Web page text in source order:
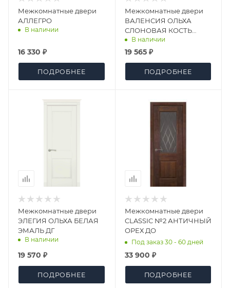
Межкомнатные двери
АЛЛЕГРО
В наличии
16 330 ₽
ПОДРОБНЕЕ
Межкомнатные двери
ВАЛЕНСИЯ ОЛЬХА
СЛОНОВАЯ КОСТЬ
ЭМАЛЬ ДГ
В наличии
19 565 ₽
ПОДРОБНЕЕ
Межкомнатные двери
ЭЛЕГИЯ ОЛЬХА БЕЛАЯ
ЭМАЛЬ ДГ
В наличии
19 570 ₽
ПОДРОБНЕЕ
Межкомнатные двери
CLASSIC №2 АНТИЧНЫЙ
ОРЕХ ДО
Под заказ 30 - 60 дней
33 900 ₽
ПОДРОБНЕЕ